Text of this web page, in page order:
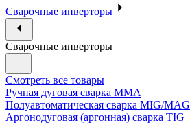
Сварочные инверторы
Сварочные инверторы
Смотреть все товары
Ручная дуговая сварка MMA
Полуавтоматическая сварка MIG/MAG
Аргонодуговая (аргонная) сварка TIG